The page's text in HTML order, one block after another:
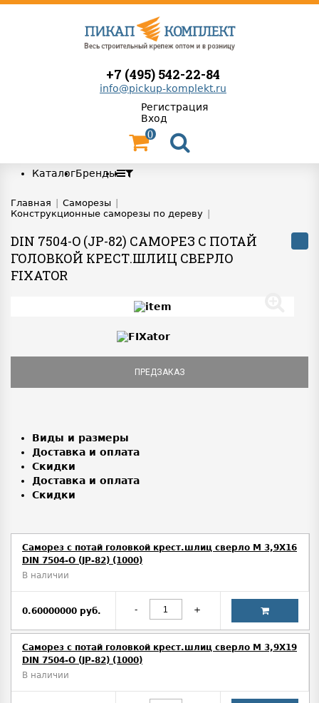
+7 (495) 542-22-84
info@pickup-komplekt.ru
Регистрация
Вход
0
КаталогБренды
Главная Саморезы
Конструкционные саморезы по дереву
DIN 7504-O (JP-82) САМОРЕЗ С ПОТАЙ
ГОЛОВКОЙ КРЕСТ.ШЛИЦ СВЕРЛО
FIXATOR
ПРЕДЗАКАЗ
Виды и размеры
Доставка и оплата
Скидки
Доставка и оплата
Скидки
Саморез с потай головкой крест.шлиц сверло М 3,9Х16
DIN 7504-O (JP-82) (1000)
В наличии
0.60000000 руб. - +
Саморез с потай головкой крест.шлиц сверло М 3,9Х19
DIN 7504-O (JP-82) (1000)
В наличии